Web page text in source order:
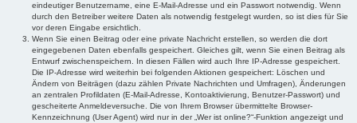
eindeutiger Benutzername, eine E-Mail-Adresse und ein Passwort notwendig. Wenn
durch den Betreiber weitere Daten als notwendig festgelegt wurden, so ist dies für Sie
vor deren Eingabe ersichtlich.
Wenn Sie einen Beitrag oder eine private Nachricht erstellen, so werden die dort
eingegebenen Daten ebenfalls gespeichert. Gleiches gilt, wenn Sie einen Beitrag als
Entwurf zwischenspeichern. In diesen Fällen wird auch Ihre IP-Adresse gespeichert.
Die IP-Adresse wird weiterhin bei folgenden Aktionen gespeichert: Löschen und
Ändern von Beiträgen (dazu zählen Private Nachrichten und Umfragen), Änderungen
an zentralen Profildaten (E-Mail-Adresse, Kontoaktivierung, Benutzer-Passwort) und
gescheiterte Anmeldeversuche. Die von Ihrem Browser übermittelte Browser-
Kennzeichnung (User Agent) wird nur in der „Wer ist online?“-Funktion angezeigt und